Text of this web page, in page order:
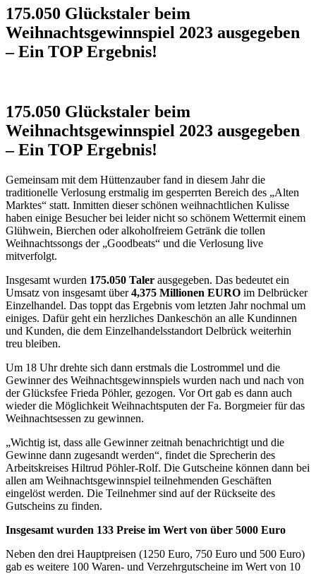
175.050 Glückstaler beim
Weihnachtsgewinnspiel 2023 ausgegeben
– Ein TOP Ergebnis!
175.050 Glückstaler beim
Weihnachtsgewinnspiel 2023 ausgegeben
– Ein TOP Ergebnis!
Gemeinsam mit dem Hüttenzauber fand in diesem Jahr die
traditionelle Verlosung erstmalig im gesperrten Bereich des „Alten
Marktes“ statt. Inmitten dieser schönen weihnachtlichen Kulisse
haben einige Besucher bei leider nicht so schönem Wettermit einem
Glühwein, Bierchen oder alkoholfreiem Getränk die tollen
Weihnachtssongs der „Goodbeats“ und die Verlosung live
mitverfolgt.
Insgesamt wurden 175.050 Taler ausgegeben. Das bedeutet ein
Umsatz von insgesamt über4,375 Millionen EURO im Delbrücker
Einzelhandel. Das toppt das Ergebnis vom letzten Jahr nochmal um
einiges. Dafür geht ein herzliches Dankeschön an alle Kundinnen
und Kunden, die dem Einzelhandelsstandort Delbrück weiterhin
treu bleiben.
Um 18 Uhr drehte sich dann erstmals die Lostrommel und die
Gewinner des Weihnachtsgewinnspiels wurden nach und nach von
der Glücksfee Frieda Pöhler, gezogen. Vor Ort gab es dann auch
wieder die Möglichkeit Weihnachtsputen der Fa. Borgmeier für das
Weihnachtsessen zu gewinnen.
„Wichtig ist, dass alle Gewinner zeitnah benachrichtigt und die
Gewinne dann zugesandt werden“, findet die Sprecherin des
Arbeitskreises Hiltrud Pöhler-Rolf. Die Gutscheine können dann bei
allen am Weihnachtsgewinnspiel teilnehmenden Geschäften
eingelöst werden. Die Teilnehmer sind auf der Rückseite des
Gutscheins zu finden.
Insgesamt wurden 133 Preise im Wert von über 5000 Euro
Neben den drei Hauptpreisen (1250 Euro, 750 Euro und 500 Euro)
gab es weitere 100 Waren- und Verzehrgutscheine im Wert von 10